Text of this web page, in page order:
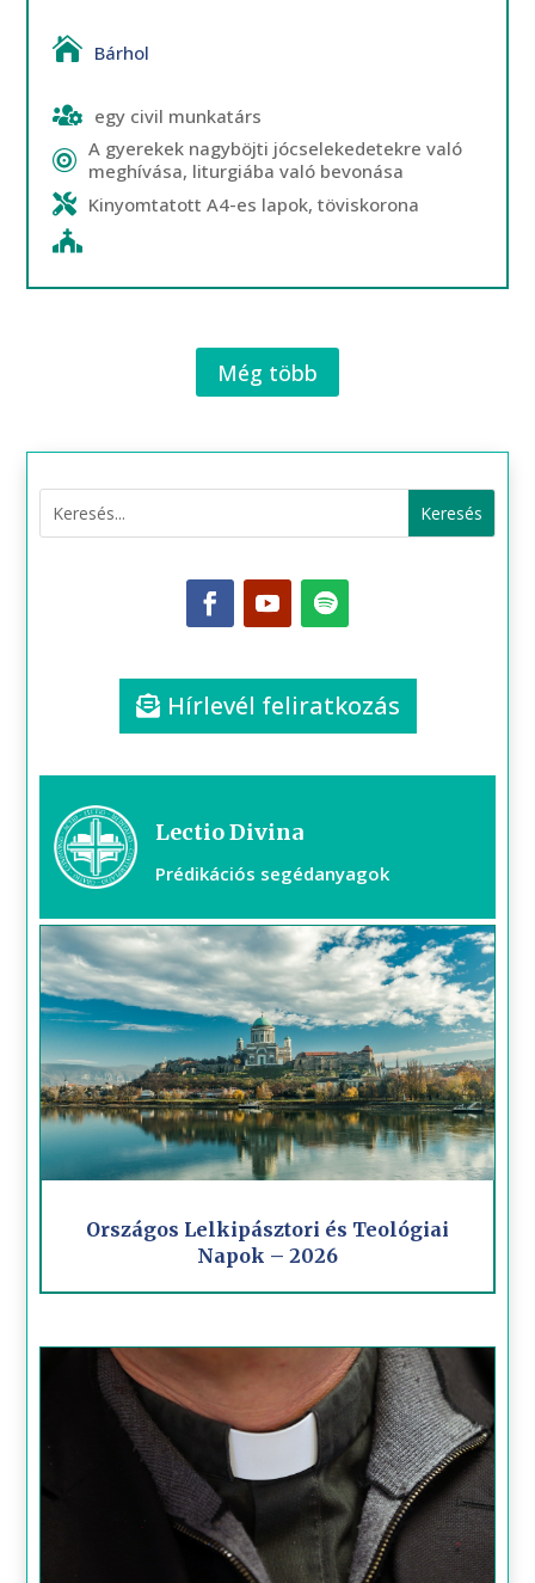
Bárhol
egy civil munkatárs
A gyerekek nagyböjti jócselekedetekre való
meghívása, liturgiába való bevonása
Kinyomtatott A4-es lapok, töviskorona
Még több
Hírlevél feliratkozás
Lectio Divina
Prédikációs segédanyagok
Országos Lelkipásztori és Teológiai
Napok – 2026